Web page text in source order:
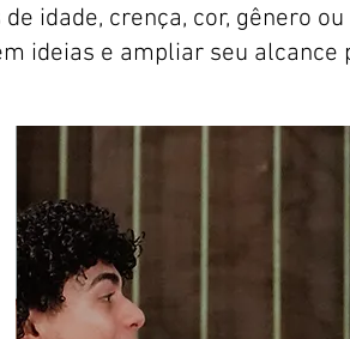
idade, crença, cor, gênero
ideias e ampliar seu alcance